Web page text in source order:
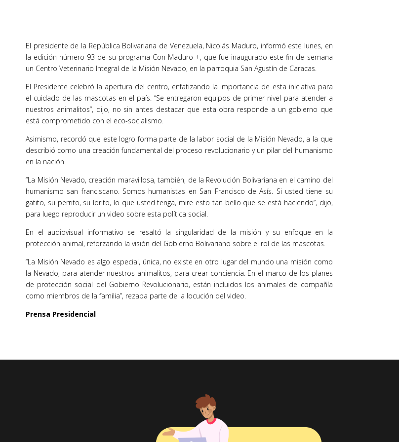
El presidente de la República Bolivariana de Venezuela, Nicolás Maduro, informó este lunes, en
la edición número 93 de su programa Con Maduro +, que fue inaugurado este fin de semana
un Centro Veterinario Integral de la Misión Nevado, en la parroquia San Agustín de Caracas.
El Presidente celebró la apertura del centro, enfatizando la importancia de esta iniciativa para
el cuidado de las mascotas en el país. “Se entregaron equipos de primer nivel para atender a
nuestros animalitos”, dijo, no sin antes destacar que esta obra responde a un gobierno que
está comprometido con el eco-socialismo.
Asimismo, recordó que este logro forma parte de la labor social de la Misión Nevado, a la que
describió como una creación fundamental del proceso revolucionario y un pilar del humanismo
en la nación.
“La Misión Nevado, creación maravillosa, también, de la Revolución Bolivariana en el camino del
humanismo san franciscano. Somos humanistas en San Francisco de Asís. Si usted tiene su
gatito, su perrito, su lorito, lo que usted tenga, mire esto tan bello que se está haciendo”, dijo,
para luego reproducir un video sobre esta política social.
En el audiovisual informativo se resaltó la singularidad de la misión y su enfoque en la
protección animal, reforzando la visión del Gobierno Bolivariano sobre el rol de las mascotas.
“La Misión Nevado es algo especial, única, no existe en otro lugar del mundo una misión como
la Nevado, para atender nuestros animalitos, para crear conciencia. En el marco de los planes
de protección social del Gobierno Revolucionario, están incluidos los animales de compañía
como miembros de la familia”, rezaba parte de la locución del video.
Prensa Presidencial